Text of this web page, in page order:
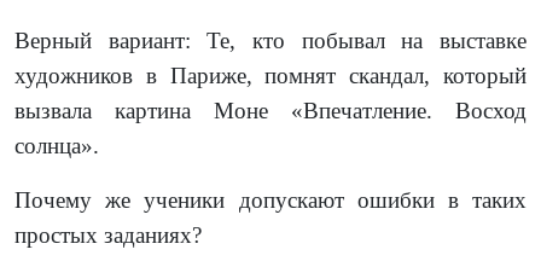
Верный вариант: Те, кто побывал на выставке
художников в Париже, помнят скандал, который
вызвала картина Моне «Впечатление. Восход
солнца».
Почему же ученики допускают ошибки в таких
простых заданиях?